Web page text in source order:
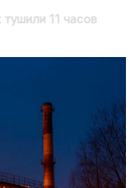
11 часов